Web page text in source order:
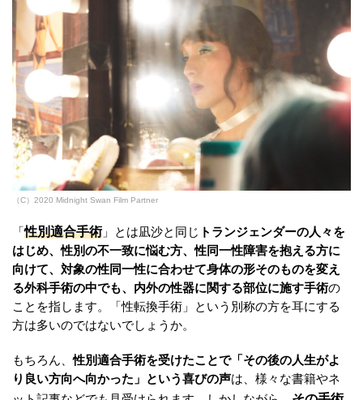
（C）2020 Midnight Swan Film Partner
「性別適合手術」とは凪沙と同じ トランジェンダーの人々を
はじめ、性別の不一致に悩む方、性同一性障害を抱える方に
向けて、対象の性同一性に合わせて身体の形そのものを変え
る外科手術の中でも、内外の性器に関する部位に施す手術の
ことを指します。「性転換手術」という別称の方を耳にする
方は多いのではないでしょうか。
もちろん、性別適合手術を受けたことで「その後の人生がよ
り良い方向へ向かった」という喜びの声は、様々な書籍やネ